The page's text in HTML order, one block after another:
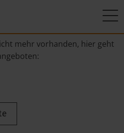
mehr vorhanden, hier geht
Job